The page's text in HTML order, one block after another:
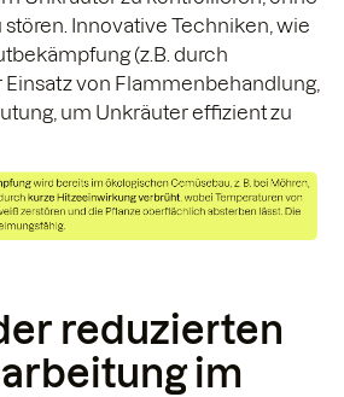
stören. Innovative Techniken, wie
(z.B. durch
von Flammenbehandlung,
um Unkräuter effizient zu
reduzierten
im